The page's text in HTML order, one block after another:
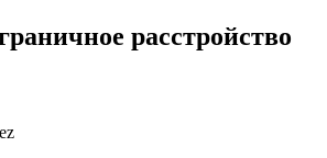
расстройство